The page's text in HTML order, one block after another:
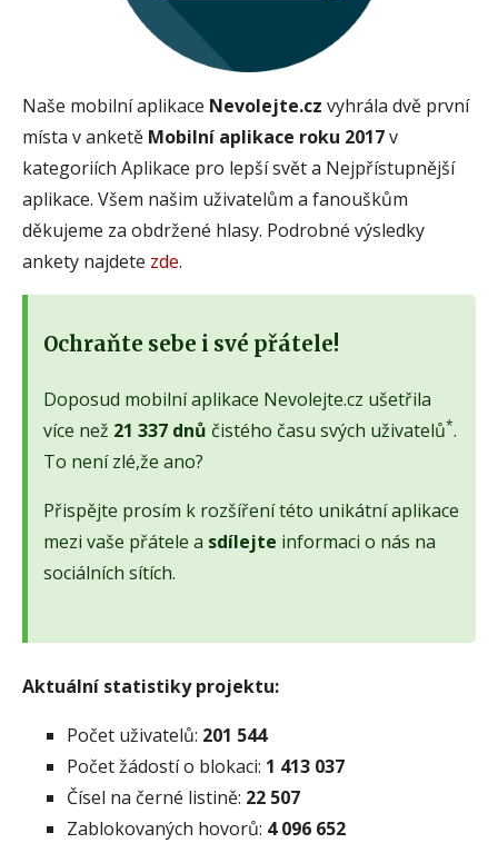
Naše mobilní aplikace Nevolejte.cz vyhrála dvě první
místa v anketě Mobilní aplikace roku 2017v
kategoriích Aplikace pro lepší svět a Nejpřístupnější
aplikace. Všem našim uživatelům a fanouškům
děkujeme za obdržené hlasy. Podrobné výsledky
ankety najdete zde.
Ochraňte sebe i své přátele!
Doposud mobilní aplikace Nevolejte.cz ušetřila
více než 21 337 dnů čistého času svých uživatelů*.
To není zlé,že ano?
Přispějte prosím k rozšíření této unikátní aplikace
mezi vaše přátele a sdílejte informaci o nás na
sociálních sítích.
Aktuální statistiky projektu:
Počet uživatelů: 201 544
Počet žádostí o blokaci: 1 413 037
Čísel na černé listině: 22 507
Zablokovaných hovorů: 4 096 652